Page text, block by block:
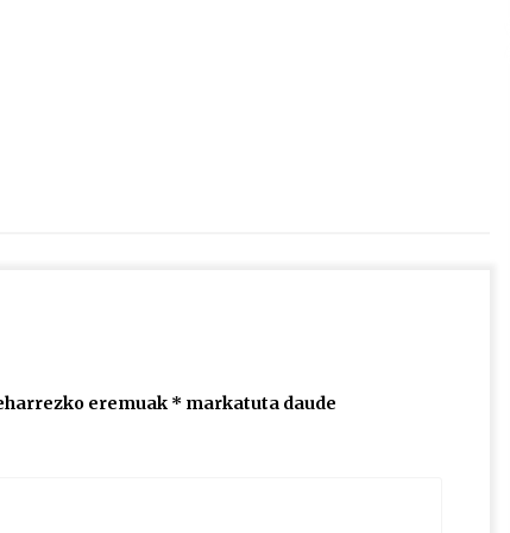
eremuak * markatuta daude